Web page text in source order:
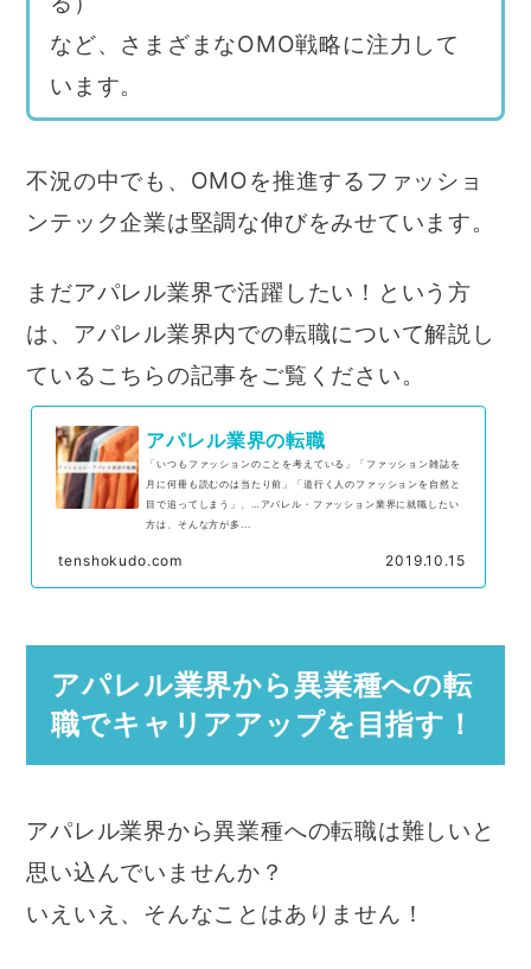
など、さまざまなOMO戦略に注力して
います。
不況の中でも、OMOを推進するファッショ
ンテック企業は堅調な伸びをみせています。
まだアパレル業界で活躍したい！という方
は、アパレル業界内での転職について解説し
ているこちらの記事をご覧ください。
アパレル業界の転職
「いつもファッションのことを考えている」「ファッション雑誌を
月に何冊も読むのは当たり前」「道行く人のファッションを自然と
目で追ってしまう」、…アパレル・ファッション業界に就職したい
方は、そんな方が多...
tenshokudo.com 2019.10.15
アパレル業界から異業種への転
職でキャリアアップを目指す！
アパレル業界から異業種への転職は難しいと
思い込んでいませんか？
いえいえ、そんなことはありません！